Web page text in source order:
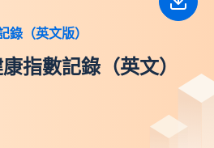
（英文版）
指數記錄（英文）
下載